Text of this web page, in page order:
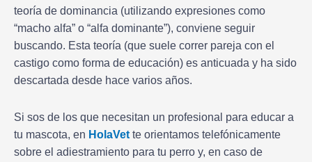
teoría de dominancia (utilizando expresiones como
“macho alfa” o “alfa dominante”), conviene seguir
buscando. Esta teoría (que suele correr pareja con el
castigo como forma de educación) es anticuada y ha sido
descartada desde hace varios años.
Si sos de los que necesitan un profesional para educar a
tu mascota, en HolaVet te orientamos telefónicamente
sobre el adiestramiento para tu perro y, en caso de